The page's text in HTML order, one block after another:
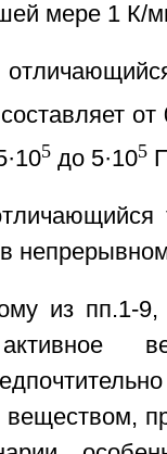
мере 1 К/
от
5до 5·105
из пп.1-
веществом,